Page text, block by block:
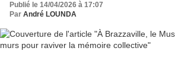
Publié le 14/04/2026 à 17:07
Par André LOUNDA